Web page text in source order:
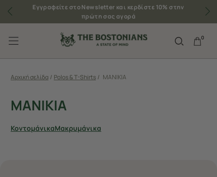
Εγγραφείτε στο Newsletter και κερδίστε 10% στην
πρώτη σας αγορά
0
Αρχική σελίδα / Polos & T-Shirts / MANIKIA
MANIKIA
ΚοντομάνικαΜακρυμάνικα